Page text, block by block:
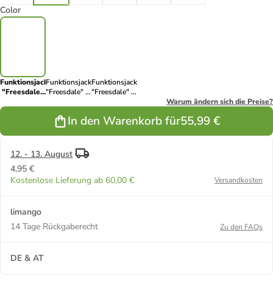
Color
Funktionsjacke
"Freesdale"
Funktionsjacke
"Freesdale" in
Funktionsjacke
"Freesdale" in
Warum ändern sich die Preise?
In den Warenkorb für55,99 €
12. - 13. August
4,95 €
Kostenlose Lieferung ab 60,00 €
Versandkosten
limango
14 Tage Rückgaberecht
Zu den FAQs
DE & AT